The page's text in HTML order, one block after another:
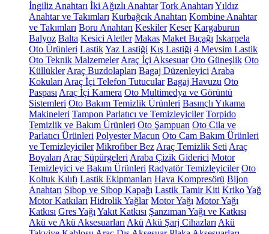
İngiliz Anahtarı İki Ağızlı Anahtar Tork Anahtarı Yıldız
Anahtar ve Takımları Kurbağcık Anahtarı Kombine Anahtar
ve Takımları Boru Anahtarı Keskiler Keser Kargaburun
Balyoz Balta Kesici Aletler Makas Maket Bıçağı Iskarpela
Oto Ürünleri LastikYaz Lastiği Kış Lastiği 4 Mevsim Lastik
Oto Teknik Malzemeler Araç İçi Aksesuar Oto Güneşlik Oto
Küllükler Araç Buzdolapları Bagaj Düzenleyici Araba
Kokuları Araç İçi Telefon Tutucular Bagaj Havuzu Oto
Paspası Araç İçi Kamera Oto Multimedya ve Görüntü
Sistemleri Oto Bakım Temizlik Ürünleri Basınçlı Yıkama
Makineleri Tampon Parlatıcı ve Temizleyiciler Torpido
Temizlik ve Bakım Ürünleri Oto Şampuan Oto Cila ve
Parlatıcı Ürünleri Polyester Macun Oto Cam Bakım Ürünleri
ve Temizleyiciler Mikrofiber Bez Araç Temizlik Seti Araç
Boyaları Araç Süpürgeleri Araba Çizik Giderici Motor
Temizleyici ve Bakım Ürünleri Radyatör Temizleyiciler Oto
Koltuk Kılıfı Lastik Ekipmanları Hava Kompresörü Bijon
Anahtarı Sibop ve Sibop Kapağı Lastik Tamir Kiti KrikoYağ
Motor Katkıları Hidrolik Yağlar Motor Yağı Motor Yağı
Katkısı Gres Yağı Yakıt Katkısı Şanzıman Yağı ve Katkısı
Akü ve Akü Aksesuarları Akü Akü Şarj Cihazları Akü